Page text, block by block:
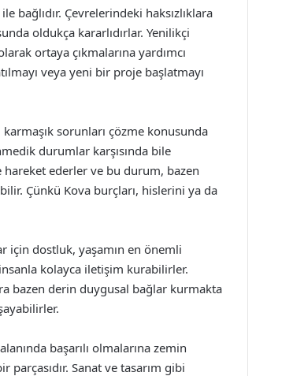
bağlıdır. Çevrelerindeki haksızlıklara
oldukça kararlıdırlar. Yenilikçi
ortaya çıkmalarına yardımcı
veya yeni bir proje başlatmayı
sorunları çözme konusunda
durumlar karşısında bile
hareket ederler ve bu durum, bazen
Çünkü Kova burçları, hislerini ya da
için dostluk, yaşamın en önemli
kolayca iletişim kurabilirler.
bazen derin duygusal bağlar kurmakta
başarılı olmalarına zemin
parçasıdır. Sanat ve tasarım gibi